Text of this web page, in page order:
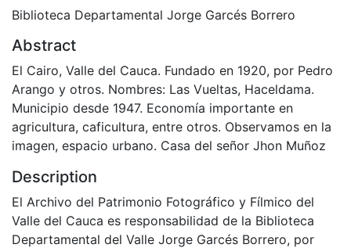
Biblioteca Departamental Jorge Garcés Borrero
Abstract
El Cairo, Valle del Cauca. Fundado en 1920, por Pedro
Arango y otros. Nombres: Las Vueltas, Haceldama.
Municipio desde 1947. Economía importante en
agricultura, caficultura, entre otros. Observamos en la
imagen, espacio urbano. Casa del señor Jhon Muñoz
Description
El Archivo del Patrimonio Fotográfico y Fílmico del
Valle del Cauca es responsabilidad de la Biblioteca
Departamental del Valle Jorge Garcés Borrero, por